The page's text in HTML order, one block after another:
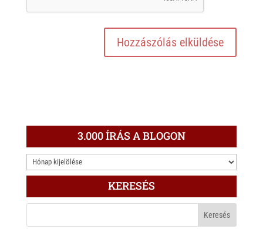
3.000 ÍRÁS A BLOGON
3.000
ÍRÁS
KERESÉS